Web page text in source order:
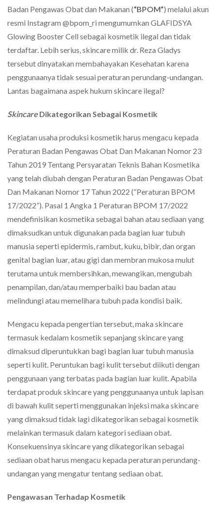
Badan Pengawas Obat dan Makanan (“BPOM”) melalui akun
resmi Instagram @bpom_ri mengumumkan GLAFIDSYA
Glowing Booster Cell sebagai kosmetik ilegal dan tidak
terdaftar. Lebih serius, skincare milik dr. Reza Gladys
tersebut dinyatakan membahayakan Kesehatan karena
penggunaanya tidak sesuai peraturan perundang-undangan.
Lantas bagaimana aspek hukum skincare ilegal?
SkincareDikategorikan Sebagai Kosmetik
Kegiatan usaha produksi kosmetik harus mengacu kepada
Peraturan Badan Pengawas Obat Dan Makanan Nomor 23
Tahun 2019 Tentang Persyaratan Teknis Bahan Kosmetika
yang telah diubah dengan Peraturan Badan Pengawas Obat
Dan Makanan Nomor 17 Tahun 2022 (“Peraturan BPOM
17/2022”). Pasal 1 Angka 1 Peraturan BPOM 17/2022
mendefinisikan kosmetika sebagai bahan atau sediaan yang
dimaksudkan untuk digunakan pada bagian luar tubuh
manusia seperti epidermis, rambut, kuku, bibir, dan organ
genital bagian luar, atau gigi dan membran mukosa mulut
terutama untuk membersihkan, mewangikan, mengubah
penampilan, dan/atau memperbaiki bau badan atau
melindungi atau memelihara tubuh pada kondisi baik.
Mengacu kepada pengertian tersebut, maka skincare
termasuk kedalam kosmetik sepanjang skincare yang
dimaksud diperuntukkan bagi bagian luar tubuh manusia
seperti kulit. Peruntukan bagi kulit tersebut diikuti dengan
penggunaan yang terbatas pada bagian luar kulit. Apabila
terdapat produk skincare yang penggunaanya untuk lapisan
di bawah kulit seperti menggunakan injeksi maka skincare
yang dimaksud tidak lagi dikategorikan sebagai kosmetik
melainkan termasuk dalam kategori sediaan obat.
Konsekuensinya skincare yang dikategorikan sebagai
sediaan obat harus mengacu kepada peraturan perundang-
undangan yang mengatur tentang sediaan obat.
Pengawasan Terhadap Kosmetik